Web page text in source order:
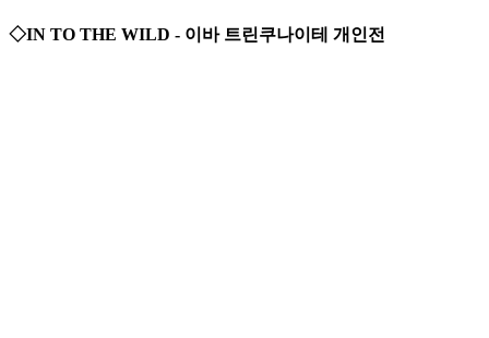
◇IN TO THE WILD - 이바 트린쿠나이테 개인전